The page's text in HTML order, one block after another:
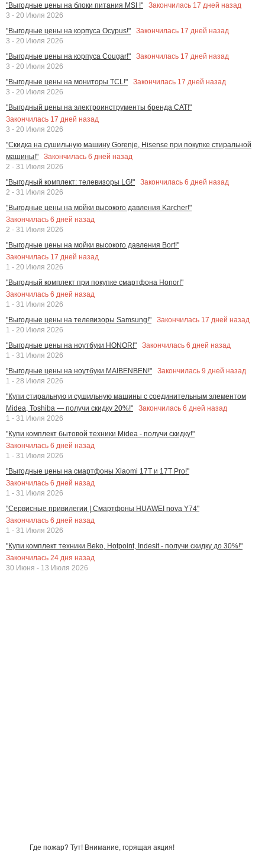
"Выгодные цены на блоки питания MSI !"
Закончилась 17 дней назад
3 - 20 Июля 2026
"Выгодные цены на корпуса Ocypus!"
Закончилась 17 дней назад
3 - 20 Июля 2026
"Выгодные цены на корпуса Cougar!"
Закончилась 17 дней назад
3 - 20 Июля 2026
"Выгодные цены на мониторы TCL!"
Закончилась 17 дней назад
3 - 20 Июля 2026
"Выгодный цены на электроинструменты бренда CAT!"
Закончилась 17 дней назад
3 - 20 Июля 2026
"Скидка на сушильную машину Gorenje, Hisense при покупке стиральной
машины!"
Закончилась 6 дней назад
2 - 31 Июля 2026
"Выгодный комплект: телевизоры LG!"
Закончилась 6 дней назад
2 - 31 Июля 2026
"Выгодные цены на мойки высокого давления Karcher!"
Закончилась 6 дней назад
2 - 31 Июля 2026
"Выгодные цены на мойки высокого давления Bort!"
Закончилась 17 дней назад
1 - 20 Июля 2026
"Выгодный комплект при покупке смартфона Honor!"
Закончилась 6 дней назад
1 - 31 Июля 2026
"Выгодные цены на телевизоры Samsung!"
Закончилась 17 дней назад
1 - 20 Июля 2026
"Выгодные цены на ноутбуки HONOR!"
Закончилась 6 дней назад
1 - 31 Июля 2026
"Выгодные цены на ноутбуки MAIBENBEN!"
Закончилась 9 дней назад
1 - 28 Июля 2026
"Купи стиральную и сушильную машины с соединительным элементом
Midea, Toshiba — получи скидку 20%!"
Закончилась 6 дней назад
1 - 31 Июля 2026
"Купи комплект бытовой техники Midea - получи скидку!"
Закончилась 6 дней назад
1 - 31 Июля 2026
"Выгодные цены на смартфоны Xiaomi 17T и 17T Pro!"
Закончилась 6 дней назад
1 - 31 Июля 2026
"Сервисные привилегии | Смартфоны HUAWEI nova Y74"
Закончилась 6 дней назад
1 - 31 Июля 2026
"Купи комплект техники Beko, Hotpoint, Indesit - получи скидку до 30%!"
Закончилась 24 дня назад
30 Июня - 13 Июля 2026
Где пожар? Тут! Внимание, горящая акция!